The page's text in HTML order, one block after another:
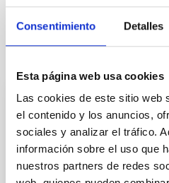
Consentimiento Detalles
Esta página web usa cookies
Las cookies de este sitio web
el contenido y los anuncios,
sociales y analizar el tráfico.
información sobre el uso que
nuestros partners de redes
CON ÁRBITRO
Magnetic Field
Cores in the Transition
Core Scales